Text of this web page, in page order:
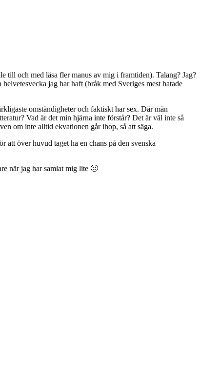
till och med läsa fler manus av mig i framtiden). Talang? Jag?
jag har haft (bråk med Sveriges mest hatade
omständigheter och faktiskt har sex. Där män
Vad är det min hjärna inte förstår? Det är väl inte så
om inte alltid ekvationen går ihop, så att säga.
att över huvud taget ha en chans på den svenska
när jag har samlat mig lite 🙂